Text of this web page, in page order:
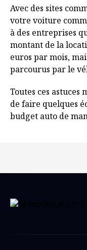
Avec des sites
votre voiture
à des entreprises
montant de la
euros par mois,
parcourus par le
Toutes ces astuces
de faire quelques
budget auto de